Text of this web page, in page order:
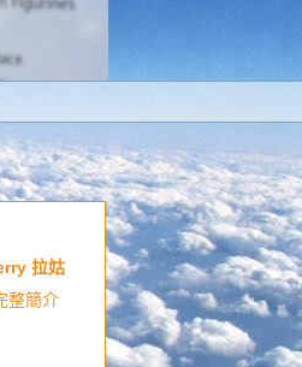
拉姑
整簡介